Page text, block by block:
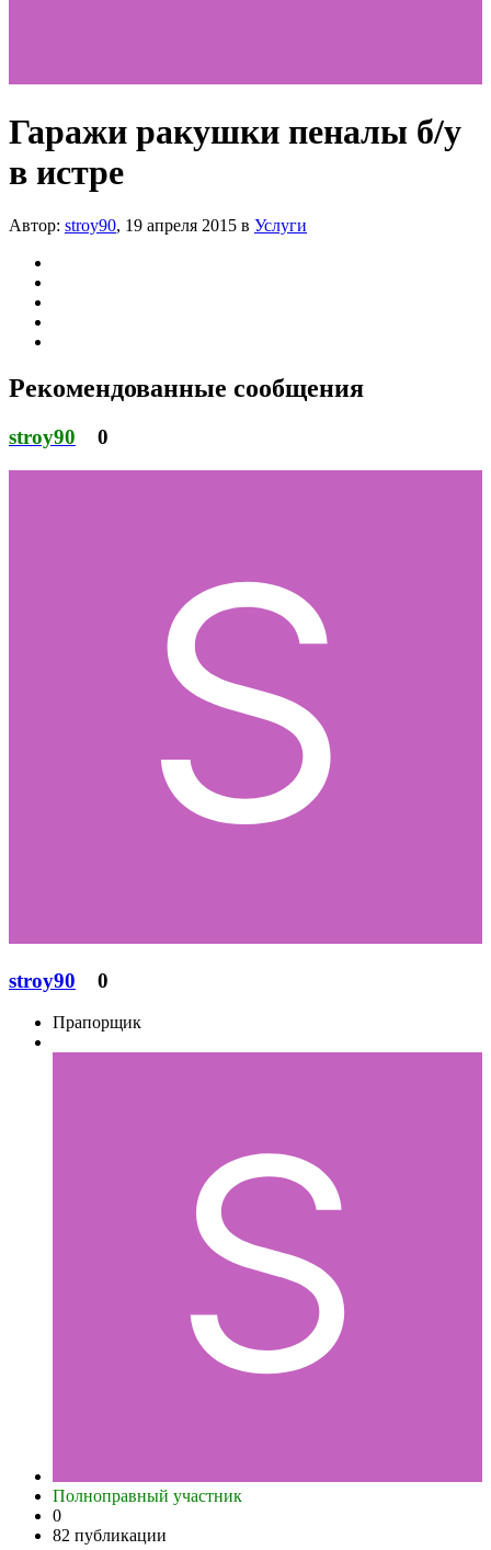
Гаражи ракушки пеналы б/у
в истре
Автор: stroy90, 19 апреля 2015 в Услуги
Рекомендованные сообщения
stroy90 0
stroy90 0
Прапорщик
Полноправный участник
0
82 публикации